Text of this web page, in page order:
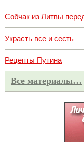
Собчак из Литвы
Украсть все и сесть
Рецепты Путина
Все материалы…